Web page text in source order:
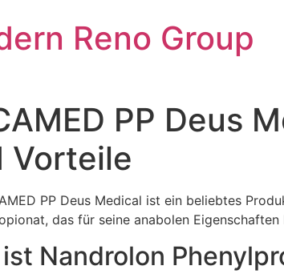
Reno Group
PP Deus
Vorteile
PP Deus Medical ist ein beliebtes
das für seine anabolen
Nandrolon